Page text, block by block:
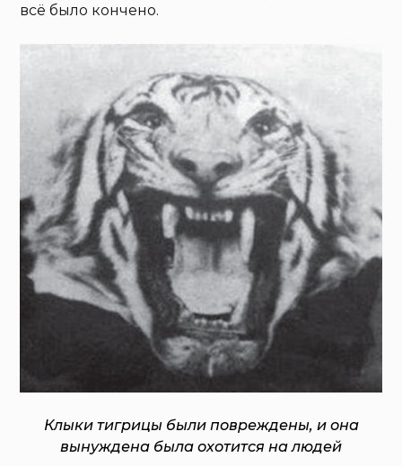
всё было кончено.
Клыки тигрицы были повреждены, и она
вынуждена была охотится на людей